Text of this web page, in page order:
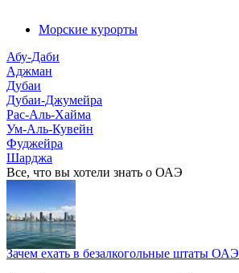
Морские курорты
Абу-Даби
Аджман
Дубаи
Дубаи-Джумейра
Рас-Аль-Хайма
Ум-Аль-Кувейн
Фуджейра
Шарджа
Все, что вы хотели знать o ОАЭ
Зачем ехать в безалкогольные штаты ОАЭ